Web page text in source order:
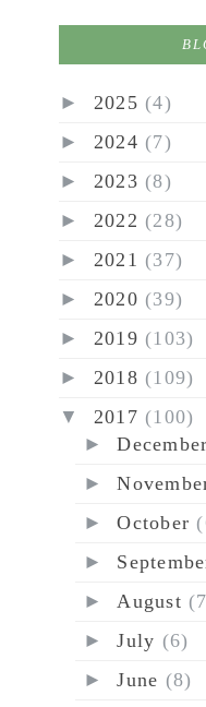
► 2025 (4)
► 2024 (7)
► 2023 (8)
► 2022 (28)
► 2021 (37)
► 2020 (39)
► 2019 (103)
► 2018 (109)
▼ 2017 (100)
►December
►
►October
►
►August
►July (6)
►June (8)